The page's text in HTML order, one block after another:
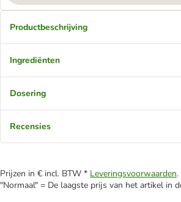
Productbeschrijving
Ingrediënten
Dosering
Recensies
Prijzen in € incl. BTW * Leveringsvoorwaarden.
"Normaal" = De laagste prijs van het artikel in